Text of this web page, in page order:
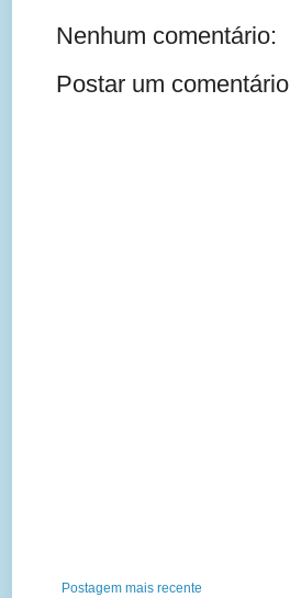
Nenhum comentário:
Postar um comentário
Postagem mais recente